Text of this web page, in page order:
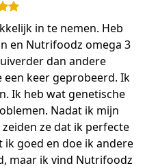
in te nemen. Heb
en Nutrifoodz omega 3
dan andere
een keer geprobeerd. Ik
Ik heb wat genetische
Nadat ik mijn
ze dat ik perfecte
goed en doe ik andere
maar ik vind Nutrifoodz